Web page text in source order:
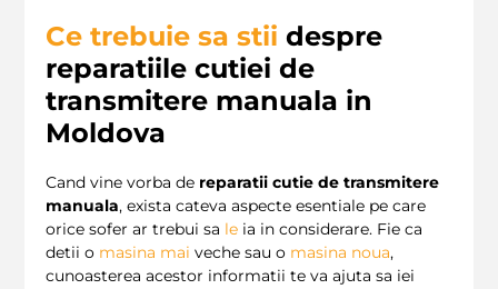
Ce trebuie sa stii despre
reparatiile cutiei de
transmitere manuala in
Moldova
Cand vine vorba de reparatii cutie de transmitere
manuala, exista cateva aspecte esentiale pe care
orice sofer ar trebui sa le ia in considerare. Fie ca
detii o masina mai veche sau o masina noua,
cunoasterea acestor informatii te va ajuta sa iei